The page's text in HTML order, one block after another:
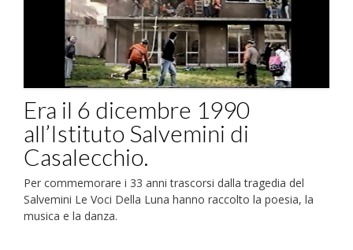
Era il 6 dicembre 1990
all’Istituto Salvemini di
Casalecchio.
Per commemorare i 33 anni trascorsi dalla tragedia del
Salvemini Le Voci Della Luna hanno raccolto la poesia, la
musica e la danza.